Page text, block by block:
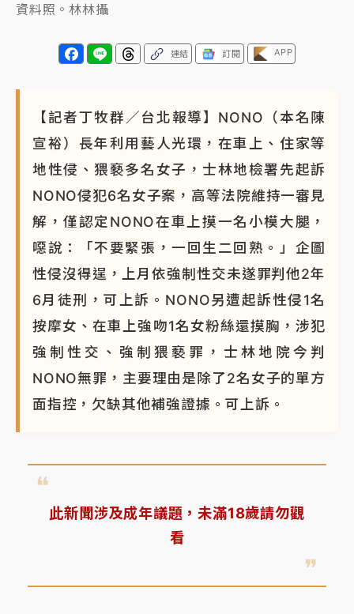
資料照。林林攝
連結 訂閱 APP
【記者丁牧群／台北報導】NONO（本名陳
宣裕）長年利用藝人光環，在車上、住家等
地性侵、猥褻多名女子，士林地檢署先起訴
NONO侵犯6名女子案，高等法院維持一審見
解，僅認定NONO在車上摸一名小模大腿，
噁說：「不要緊張，一回生二回熟。」企圖
性侵沒得逞，上月依強制性交未遂罪判他2年
6月徒刑，可上訴。NONO另遭起訴性侵1名
按摩女、在車上強吻1名女粉絲還摸胸，涉犯
強制性交、強制猥褻罪，士林地院今判
NONO無罪，主要理由是除了2名女子的單方
面指控，欠缺其他補強證據。可上訴。
此新聞涉及成年議題，未滿18歲請勿觀
看